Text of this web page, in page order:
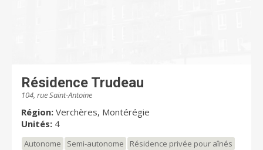
Résidence Trudeau
104, rue Saint-Antoine
Région: Verchères, Montérégie
Unités: 4
Autonome Semi-autonome Résidence privée pour aînés